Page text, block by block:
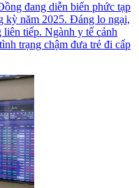
đang diễn biến phức tạp
kỳ năm 2025. Đáng lo ngại,
tiếp. Ngành y tế cảnh
trạng chậm đưa trẻ đi cấp